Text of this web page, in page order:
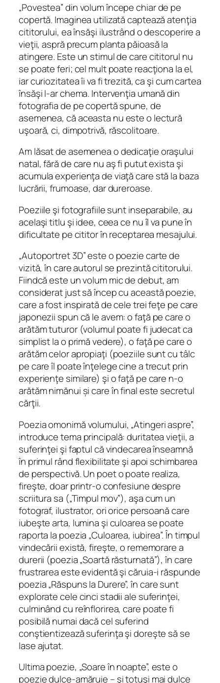
„Povestea” din volum începe chiar de pe
copertă. Imaginea utilizată captează atenţia
cititorului, ea însăşi ilustrând o descoperire a
vieţii, aspră precum planta păioasă la
atingere. Este un stimul de care cititorul nu
se poate feri; cel mult poate reacţiona la el,
iar curiozitatea îi va fi trezită, ca şi cum cartea
însăşi l-ar chema. Intervenţia umană din
fotografia de pe copertă spune, de
asemenea, că aceasta nu este o lectură
uşoară, ci, dimpotrivă, răscolitoare.
Am lăsat de asemenea o dedicaţie oraşului
natal, fără de care nu aş fi putut exista şi
acumula experienţa de viaţă care stă la baza
lucrării, frumoase, dar dureroase.
Poeziile şi fotografiile sunt inseparabile, au
acelaşi titlu şi idee, ceea ce nu îl va pune în
dificultate pe cititor în receptarea mesajului.
„Autoportret 3D” este o poezie carte de
vizită, în care autorul se prezintă cititorului.
Fiindcă este un volum mic de debut, am
considerat just să încep cu această poezie,
care a fost inspirată de cele trei feţe pe care
japonezii spun că le avem: o faţă pe care o
arătăm tuturor (volumul poate fi judecat ca
simplist la o primă vedere), o faţă pe care o
arătăm celor apropiaţi (poeziile sunt cu tâlc
pe care îl poate înţelege cine a trecut prin
experienţe similare) şi o faţă pe care n-o
arătăm nimănui și care în final este secretul
cărţii.
Poezia omonimă volumului, „Atingeri aspre”,
introduce tema principală: duritatea vieţii, a
suferinţei şi faptul că vindecarea înseamnă
în primul rând flexibilitate şi apoi schimbarea
de perspectivă. Un poet o poate realiza,
fireşte, doar printr-o confesiune despre
scriitura sa („Timpul mov”), aşa cum un
fotograf, ilustrator, ori orice persoană care
iubeşte arta, lumina şi culoarea se poate
raporta la poezia „Culoarea, iubirea”. În timpul
vindecării există, fireşte, o rememorare a
durerii (poezia „Soartă răsturnată”), în care
frustrarea este evidentă şi căruia-i răspunde
poezia „Răspuns la Durere”, în care sunt
explorate cele cinci stadii ale suferinţei,
culminând cu reînflorirea, care poate fi
posibilă numai dacă cel suferind
conştientizează suferinţa şi doreşte să se
lase ajutat.
Ultima poezie, „Soare în noapte”, este o
poezie dulce-amăruie – şi totuşi mai dulce